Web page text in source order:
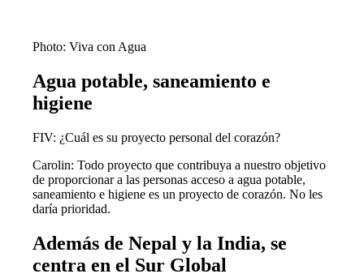
Photo: Viva con Agua
Agua potable, saneamiento e
higiene
FIV: ¿Cuál es su proyecto personal del corazón?
Carolin: Todo proyecto que contribuya a nuestro objetivo
de proporcionar a las personas acceso a agua potable,
saneamiento e higiene es un proyecto de corazón. No les
daría prioridad.
Además de Nepal y la India, se
centra en el Sur Global